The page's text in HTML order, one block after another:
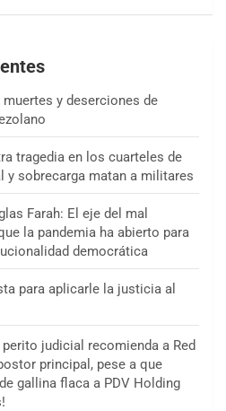
muertes y deserciones de
tragedia en los cuarteles de
y sobrecarga matan a militares
Farah: El eje del mal
la pandemia ha abierto para
democrática
para aplicarle la justicia al
perito judicial recomienda a Red
principal, pese a que
gallina flaca a PDV Holding